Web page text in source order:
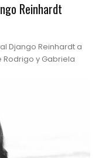
Reinhardt
Django Reinhardt a
y Gabriela